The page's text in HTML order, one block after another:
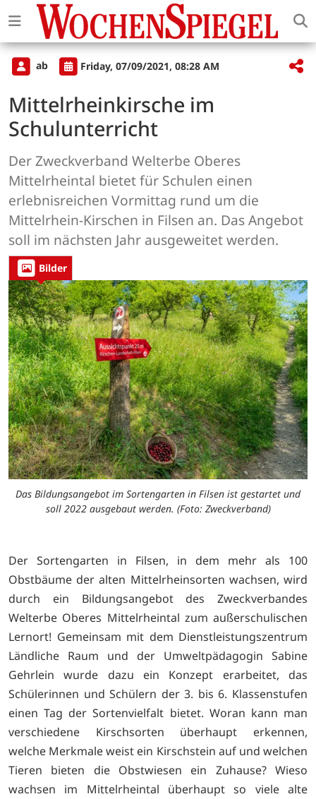
ab Friday, 07/09/2021, 08:28 AM
Mittelrheinkirsche im
Schulunterricht
Der Zweckverband Welterbe Oberes
Mittelrheintal bietet für Schulen einen
erlebnisreichen Vormittag rund um die
Mittelrhein-Kirschen in Filsen an. Das Angebot
soll im nächsten Jahr ausgeweitet werden.
Bilder
Das Bildungsangebot im Sortengarten in Filsen ist gestartet und
soll 2022 ausgebaut werden. (Foto: Zweckverband)
Der Sortengarten in Filsen, in dem mehr als 100
Obstbäume der alten Mittelrheinsorten wachsen, wird
durch ein Bildungsangebot des Zweckverbandes
Welterbe Oberes Mittelrheintal zum außerschulischen
Lernort! Gemeinsam mit dem Dienstleistungszentrum
Ländliche Raum und der Umweltpädagogin Sabine
Gehrlein wurde dazu ein Konzept erarbeitet, das
Schülerinnen und Schülern der 3. bis 6. Klassenstufen
einen Tag der Sortenvielfalt bietet. Woran kann man
verschiedene Kirschsorten überhaupt erkennen,
welche Merkmale weist ein Kirschstein auf und welchen
Tieren bieten die Obstwiesen ein Zuhause? Wieso
wachsen im Mittelrheintal überhaupt so viele alte